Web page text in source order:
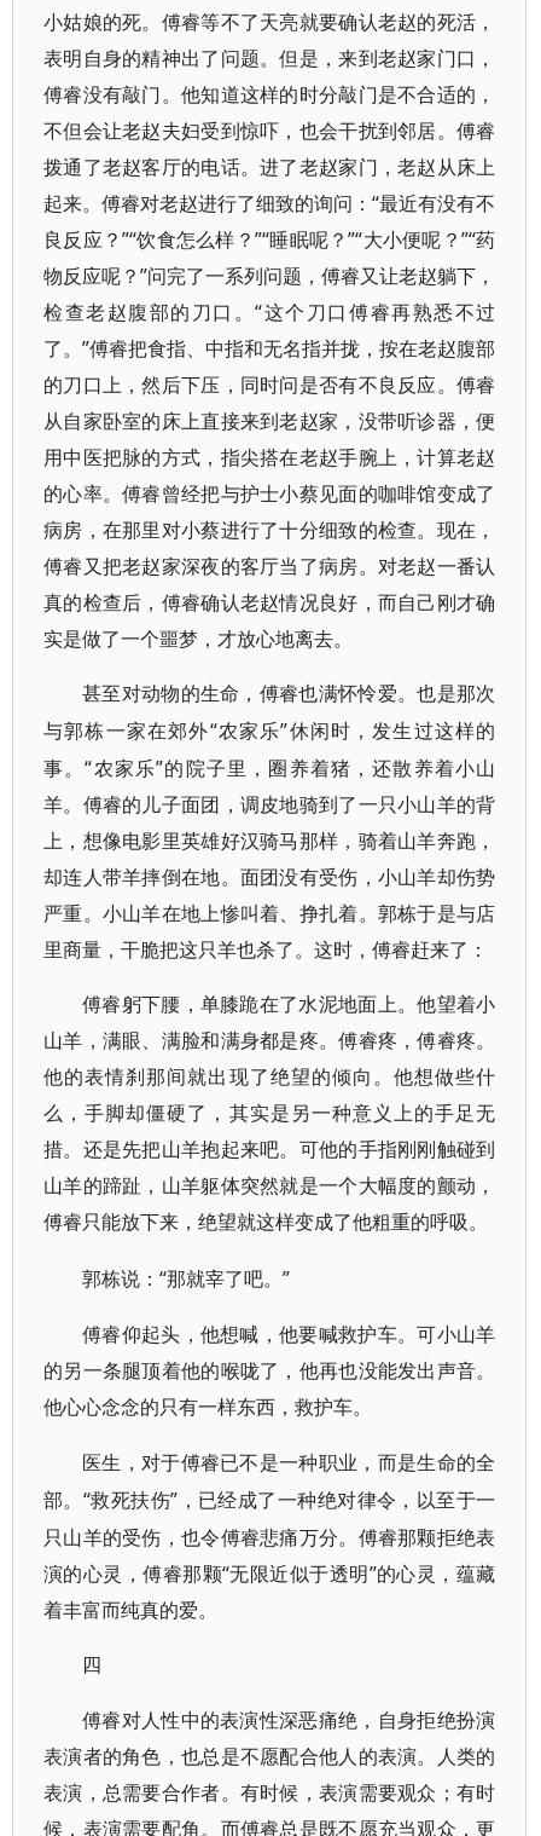
小姑娘的死。傅睿等不了天亮就要确认老赵的死活，
表明自身的精神出了问题。但是，来到老赵家门口，
傅睿没有敲门。他知道这样的时分敲门是不合适的，
不但会让老赵夫妇受到惊吓，也会干扰到邻居。傅睿
拨通了老赵客厅的电话。进了老赵家门，老赵从床上
起来。傅睿对老赵进行了细致的询问：“最近有没有不
良反应？”“饮食怎么样？”“睡眠呢？”“大小便呢？”“药
物反应呢？”问完了一系列问题，傅睿又让老赵躺下，
检查老赵腹部的刀口。“这个刀口傅睿再熟悉不过
了。”傅睿把食指、中指和无名指并拢，按在老赵腹部
的刀口上，然后下压，同时问是否有不良反应。傅睿
从自家卧室的床上直接来到老赵家，没带听诊器，便
用中医把脉的方式，指尖搭在老赵手腕上，计算老赵
的心率。傅睿曾经把与护士小蔡见面的咖啡馆变成了
病房，在那里对小蔡进行了十分细致的检查。现在，
傅睿又把老赵家深夜的客厅当了病房。对老赵一番认
真的检查后，傅睿确认老赵情况良好，而自己刚才确
实是做了一个噩梦，才放心地离去。
甚至对动物的生命，傅睿也满怀怜爱。也是那次
与郭栋一家在郊外“农家乐”休闲时，发生过这样的
事。“农家乐”的院子里，圈养着猪，还散养着小山
羊。傅睿的儿子面团，调皮地骑到了一只小山羊的背
上，想像电影里英雄好汉骑马那样，骑着山羊奔跑，
却连人带羊摔倒在地。面团没有受伤，小山羊却伤势
严重。小山羊在地上惨叫着、挣扎着。郭栋于是与店
里商量，干脆把这只羊也杀了。这时，傅睿赶来了：
傅睿躬下腰，单膝跪在了水泥地面上。他望着小
山羊，满眼、满脸和满身都是疼。傅睿疼，傅睿疼。
他的表情刹那间就出现了绝望的倾向。他想做些什
么，手脚却僵硬了，其实是另一种意义上的手足无
措。还是先把山羊抱起来吧。可他的手指刚刚触碰到
山羊的蹄趾，山羊躯体突然就是一个大幅度的颤动，
傅睿只能放下来，绝望就这样变成了他粗重的呼吸。
郭栋说： “那就宰了吧。”
傅睿仰起头，他想喊，他要喊救护车。可小山羊
的另一条腿顶着他的喉咙了，他再也没能发出声音。
他心心念念的只有一样东西，救护车。
医生，对于傅睿已不是一种职业，而是生命的全
部。 “救死扶伤”，已经成了一种绝对律令，以至于一
只山羊的受伤，也令傅睿悲痛万分。傅睿那颗拒绝表
演的心灵，傅睿那颗“无限近似于透明”的心灵，蕴藏
着丰富而纯真的爱。
四
傅睿对人性中的表演性深恶痛绝，自身拒绝扮演
表演者的角色，也总是不愿配合他人的表演。人类的
表演，总需要合作者。有时候，表演需要观众；有时
候，表演需要配角。而傅睿总是既不愿充当观众，更